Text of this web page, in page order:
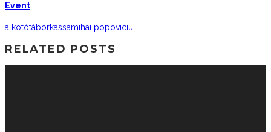
Event
alkotótáborkassamihai popoviciu
RELATED POSTS